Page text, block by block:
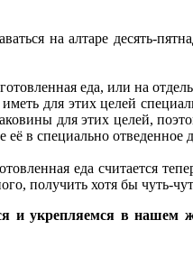
на алтаре десять-
еда, или на
для этих целей
для этих целей,
в специально отведенное
еда считается
получить хотя бы чуть-
и укрепляемся в нашем